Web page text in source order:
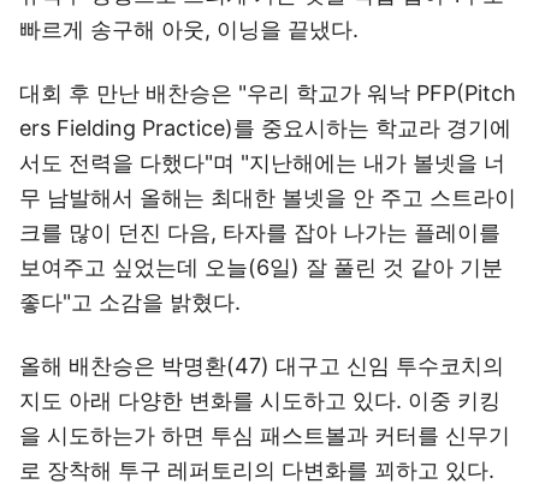
빠르게 송구해 아웃, 이닝을 끝냈다.
대회 후 만난 배찬승은 "우리 학교가 워낙 PFP(Pitch
ers Fielding Practice)를 중요시하는 학교라 경기에
서도 전력을 다했다"며 "지난해에는 내가 볼넷을 너
무 남발해서 올해는 최대한 볼넷을 안 주고 스트라이
크를 많이 던진 다음, 타자를 잡아 나가는 플레이를
보여주고 싶었는데 오늘(6일) 잘 풀린 것 같아 기분
좋다"고 소감을 밝혔다.
올해 배찬승은 박명환(47) 대구고 신임 투수코치의
지도 아래 다양한 변화를 시도하고 있다. 이중 키킹
을 시도하는가 하면 투심 패스트볼과 커터를 신무기
로 장착해 투구 레퍼토리의 다변화를 꾀하고 있다.